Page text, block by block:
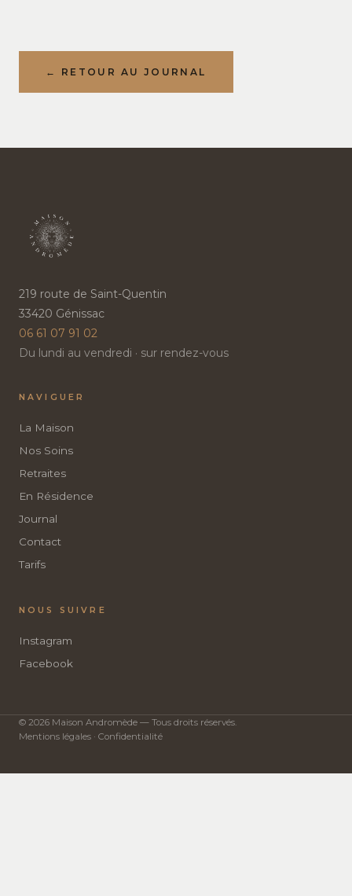
← RETOUR AU JOURNAL
219 route de Saint-Quentin
33420 Génissac
06 61 07 91 02
Du lundi au vendredi · sur rendez-vous
NAVIGUER
La Maison
Nos Soins
Retraites
En Résidence
Journal
Contact
Tarifs
NOUS SUIVRE
Instagram
Facebook
© 2026 Maison Andromède — Tous droits réservés.
Mentions légales · Confidentialité